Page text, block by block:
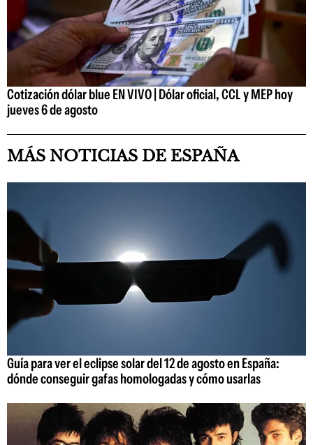
Cotización dólar blue EN VIVO | Dólar oficial, CCL y MEP hoy
jueves 6 de agosto
MÁS NOTICIAS DE ESPAÑA
Guía para ver el eclipse solar del 12 de agosto en España:
dónde conseguir gafas homologadas y cómo usarlas